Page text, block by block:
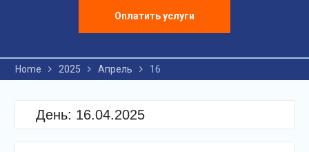
Оплатить услуги
Home 2025 Апрель 16
День: 16.04.2025